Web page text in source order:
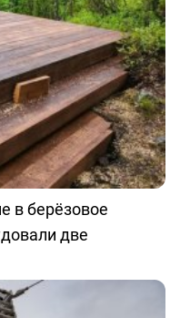
в берёзовое
две